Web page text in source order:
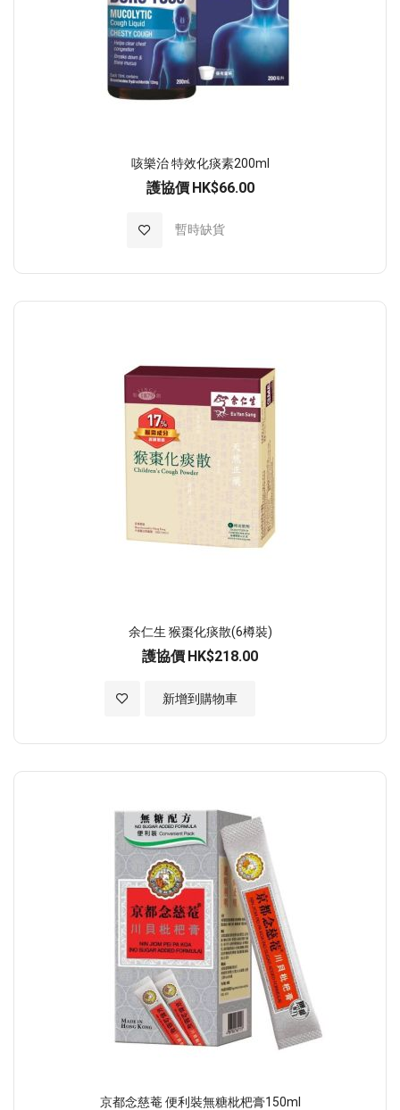
咳樂治 特效化痰素200ml
護協價 HK$66.00
暫時缺貨
加入至願望清單
余仁生 猴棗化痰散(6樽裝)
護協價 HK$218.00
新增到購物車
加入至願望清單
京都念慈菴 便利裝無糖枇杷膏150ml